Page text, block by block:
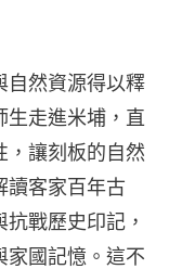
自然資源得以釋
生走進米埔，直
，讓刻板的自然
讀客家百年古
戰歷史印記，
家國記憶。這不